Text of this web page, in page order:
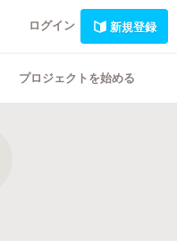
ログイン 新規登録
プロジェクトを始める